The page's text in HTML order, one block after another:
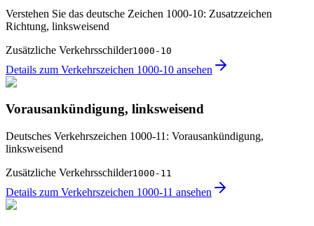
Verstehen Sie das deutsche Zeichen 1000-10: Zusatzzeichen
Richtung, linksweisend
Zusätzliche Verkehrsschilder1000-10
Details zum Verkehrszeichen 1000-10 ansehen
Vorausankündigung, linksweisend
Deutsches Verkehrszeichen 1000-11: Vorausankündigung,
linksweisend
Zusätzliche Verkehrsschilder1000-11
Details zum Verkehrszeichen 1000-11 ansehen